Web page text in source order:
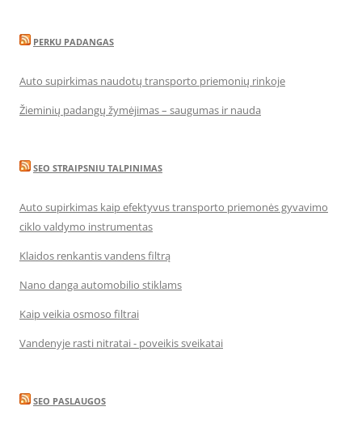
PERKU PADANGAS
Auto supirkimas naudotų transporto priemonių rinkoje
Žieminių padangų žymėjimas – saugumas ir nauda
SEO STRAIPSNIU TALPINIMAS
Auto supirkimas kaip efektyvus transporto priemonės gyvavimo
ciklo valdymo instrumentas
Klaidos renkantis vandens filtrą
Nano danga automobilio stiklams
Kaip veikia osmoso filtrai
Vandenyje rasti nitratai - poveikis sveikatai
SEO PASLAUGOS